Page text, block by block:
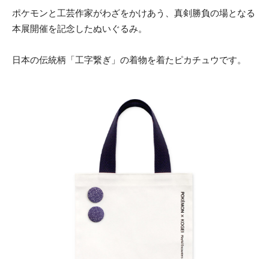
ポケモンと工芸作家がわざをかけあう、真剣勝負の場となる
本展開催を記念したぬいぐるみ。
日本の伝統柄「工字繋ぎ」の着物を着たピカチュウです。